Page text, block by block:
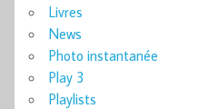
Livres
News
Photo instantanée
Play 3
Playlists